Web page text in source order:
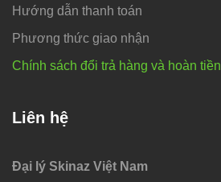
Hướng dẫn thanh toán
Phương thức giao nhận
Chính sách đổi trả hàng và hoàn tiền
Liên hệ
Đại lý Skinaz Việt Nam